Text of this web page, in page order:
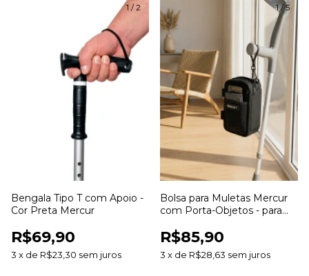
1/2
Bengala Tipo T com Apoio -
Cor Preta Mercur
R$69,90
3 x de R$23,30 sem juros
1/5
Bolsa para Muletas Mercur
com Porta-Objetos - para
R$85,90
3 x de R$28,63 sem juros